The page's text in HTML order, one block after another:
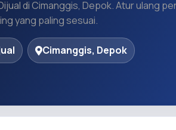
di Cimanggis, Depok. Atur ulang
yang paling sesuai.
Cimanggis, Depok